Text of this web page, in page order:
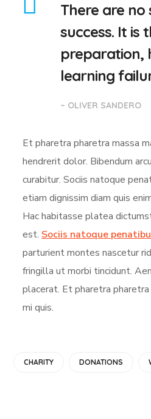
There are no
success. It is
preparation,
learning
– OLIVER SANDERO
Et pharetra pharetra massa
hendrerit dolor. Bibendum
curabitur. Sociis natoque
etiam dignissim diam quis
Hac habitasse platea
est. Sociis natoque
parturient montes nascetur
fringilla ut morbi tincidunt.
placerat. Et pharetra
mi quis.
CHARITY DONATIONS